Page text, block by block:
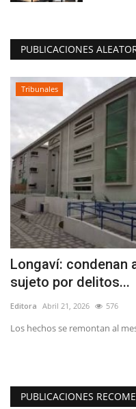
PUBLICACIONES
Tribunales
Longaví: condenan
sujeto por delitos...
Editora Abril 21, 2026 576
Los hechos se remontan al
PUBLICACIONES